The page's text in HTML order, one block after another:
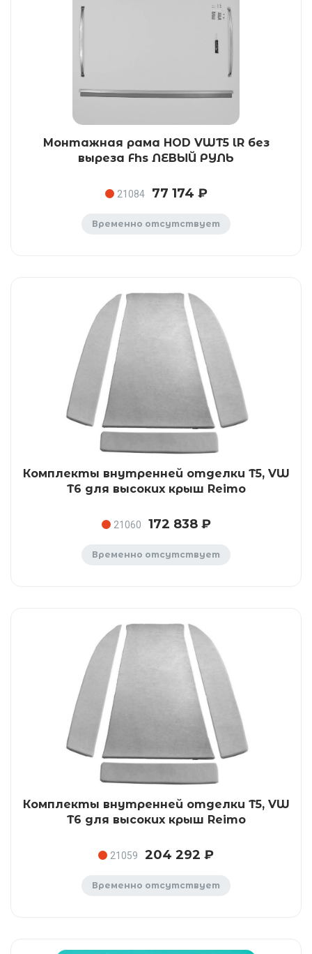
Монтажная рама HOD VWT5 lR без
выреза Fhs ЛЕВЫЙ РУЛЬ
21084 77 174 ₽
Временно отсутствует
Комплекты внутренней отделки T5, VW
T6 для высоких крыш Reimo
21060 172 838 ₽
Временно отсутствует
Комплекты внутренней отделки T5, VW
T6 для высоких крыш Reimo
21059 204 292 ₽
Временно отсутствует